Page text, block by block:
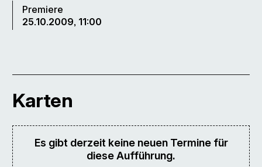
Premiere
25.10.2009, 11:00
Karten
Es gibt derzeit keine neuen Termine für
diese Aufführung.